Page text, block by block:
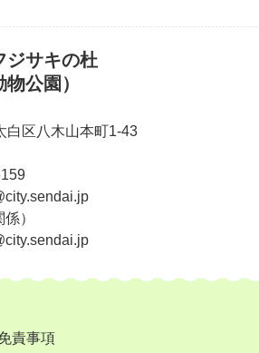
ジサキの杜
公園）
白区八木山本町1-43
）
責事項